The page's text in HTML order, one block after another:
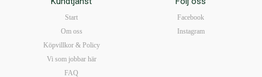
Start
Om oss
Köpvillkor & Policy
Vi som jobbar här
FAQ
Facebook
Instagram